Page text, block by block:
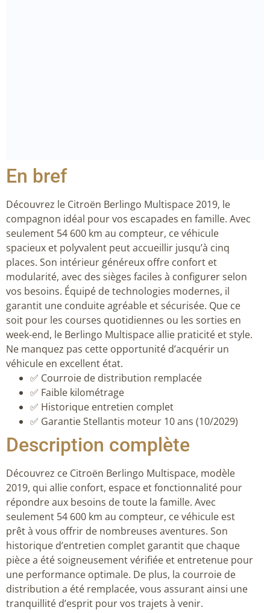
En bref
Découvrez le Citroën Berlingo Multispace 2019, le
compagnon idéal pour vos escapades en famille. Avec
seulement 54 600 km au compteur, ce véhicule
spacieux et polyvalent peut accueillir jusqu’à cinq
places. Son intérieur généreux offre confort et
modularité, avec des sièges faciles à configurer selon
vos besoins. Équipé de technologies modernes, il
garantit une conduite agréable et sécurisée. Que ce
soit pour les courses quotidiennes ou les sorties en
week-end, le Berlingo Multispace allie praticité et style.
Ne manquez pas cette opportunité d’acquérir un
véhicule en excellent état.
✅ Courroie de distribution remplacée
✅ Faible kilométrage
✅ Historique entretien complet
✅ Garantie Stellantis moteur 10 ans (10/2029)
Description complète
Découvrez ce Citroën Berlingo Multispace, modèle
2019, qui allie confort, espace et fonctionnalité pour
répondre aux besoins de toute la famille. Avec
seulement 54 600 km au compteur, ce véhicule est
prêt à vous offrir de nombreuses aventures. Son
historique d’entretien complet garantit que chaque
pièce a été soigneusement vérifiée et entretenue pour
une performance optimale. De plus, la courroie de
distribution a été remplacée, vous assurant ainsi une
tranquillité d’esprit pour vos trajets à venir.